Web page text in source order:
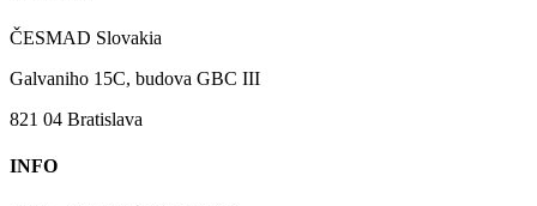
ČESMAD Slovakia
Galvaniho 15C, budova GBC III
821 04 Bratislava
INFO